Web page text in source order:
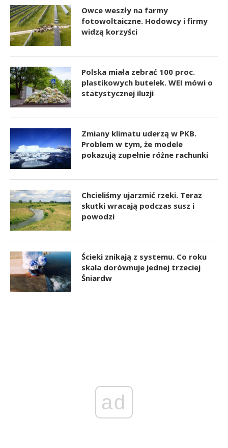
Owce weszły na farmy
fotowoltaiczne. Hodowcy i firmy
widzą korzyści
Polska miała zebrać 100 proc.
plastikowych butelek. WEI mówi o
statystycznej iluzji
Zmiany klimatu uderzą w PKB.
Problem w tym, że modele
pokazują zupełnie różne rachunki
Chcieliśmy ujarzmić rzeki. Teraz
skutki wracają podczas susz i
powodzi
Ścieki znikają z systemu. Co roku
skala dorównuje jednej trzeciej
Śniardw
ad